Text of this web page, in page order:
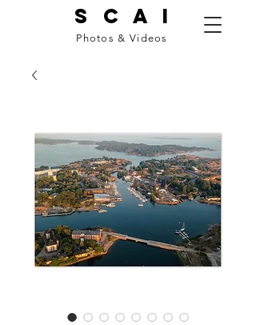
S C A I
Photos & Videos